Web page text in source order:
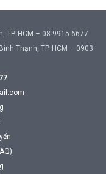
TP. HCM – 08 9915 6677
Thạnh, TP. HCM – 0903